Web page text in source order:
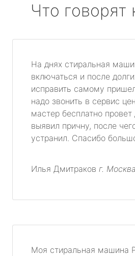
Что говорят
На днях стиральная
включаться и после
исправить самому
надо звонить в сервис
мастер бесплатно провет
выявил причну, после
устранил. Спасибо
Илья Дмитраков г. Москва
Моя стиральная машина